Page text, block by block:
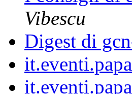
Vibescu
Digest di